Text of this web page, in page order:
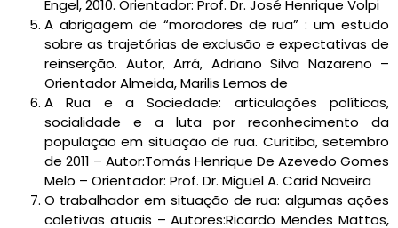
Engel, 2010. Orientador: Prof. Dr. José Henrique Volpi
A abrigagem de “moradores de rua” : um estudo
sobre as trajetórias de exclusão e expectativas de
reinserção. Autor, Arrá, Adriano Silva Nazareno –
Orientador Almeida, Marilis Lemos de
A Rua e a Sociedade: articulações políticas,
socialidade e a luta por reconhecimento da
população em situação de rua. Curitiba, setembro
de 2011 – Autor:Tomás Henrique De Azevedo Gomes
Melo – Orientador: Prof. Dr. Miguel A. Carid Naveira
O trabalhador em situação de rua: algumas ações
coletivas atuais – Autores:Ricardo Mendes Mattos,